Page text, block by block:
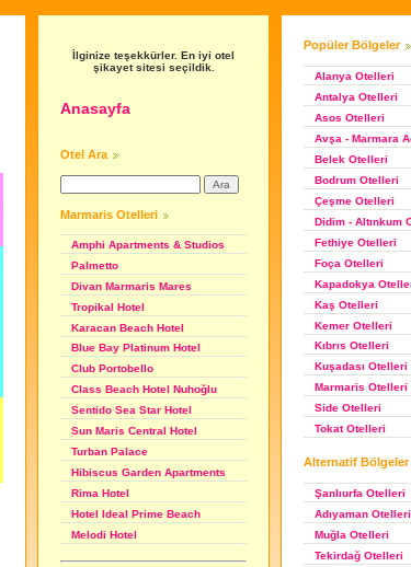
İlginize teşekkürler. En iyi otel
şikayet sitesi seçildik.
Anasayfa
Otel Ara
Marmaris Otelleri
Amphi Apartments & Studios
Palmetto
Divan Marmaris Mares
Tropikal Hotel
Karacan Beach Hotel
Blue Bay Platinum Hotel
Club Portobello
Class Beach Hotel Nuhoğlu
Sentido Sea Star Hotel
Sun Maris Central Hotel
Turban Palace
Hibiscus Garden Apartments
Rima Hotel
Hotel Ideal Prime Beach
Melodi Hotel
Popüler Bölgeler
Alanya Otelleri
Antalya Otelleri
Asos Otelleri
Avşa - Marmara
Belek Otelleri
Bodrum Otelleri
Çeşme Otelleri
Didim - Altınkum
Fethiye Otelleri
Foça Otelleri
Kapadokya
Kaş Otelleri
Kemer Otelleri
Kıbrıs Otelleri
Kuşadası Otelleri
Marmaris Otelleri
Side Otelleri
Tokat Otelleri
Alternatif Bölgeler
Şanlıurfa Otelleri
Adıyaman Otelleri
Muğla Otelleri
Tekirdağ Otelleri